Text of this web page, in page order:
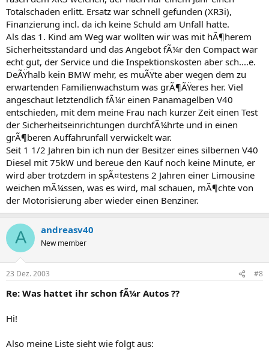
Totalschaden erlitt. Ersatz war schnell gefunden (XR3i),
Finanzierung incl. da ich keine Schuld am Unfall hatte.
Als das 1. Kind am Weg war wollten wir was mit hÃ¶herem
Sicherheitsstandard und das Angebot fÃ¼r den Compact war
echt gut, der Service und die Inspektionskosten aber sch....e.
DeÃŸhalb kein BMW mehr, es muÃŸte aber wegen dem zu
erwartenden Familienwachstum was grÃ¶ÃŸeres her. Viel
angeschaut letztendlich fÃ¼r einen Panamagelben V40
entschieden, mit dem meine Frau nach kurzer Zeit einen Test
der Sicherheitseinrichtungen durchfÃ¼hrte und in einen
grÃ¶beren Auffahrunfall verwickelt war.
Seit 1 1/2 Jahren bin ich nun der Besitzer eines silbernen V40
Diesel mit 75kW und bereue den Kauf noch keine Minute, er
wird aber trotzdem in spÃ¤testens 2 Jahren einer Limousine
weichen mÃ¼ssen, was es wird, mal schauen, mÃ¶chte von
der Motorisierung aber wieder einen Benziner.
A andreasv40
New member
23 Dez. 2003 #8
Re: Was hattet ihr schon fÃ¼r Autos ??
Hi!
Also meine Liste sieht wie folgt aus: